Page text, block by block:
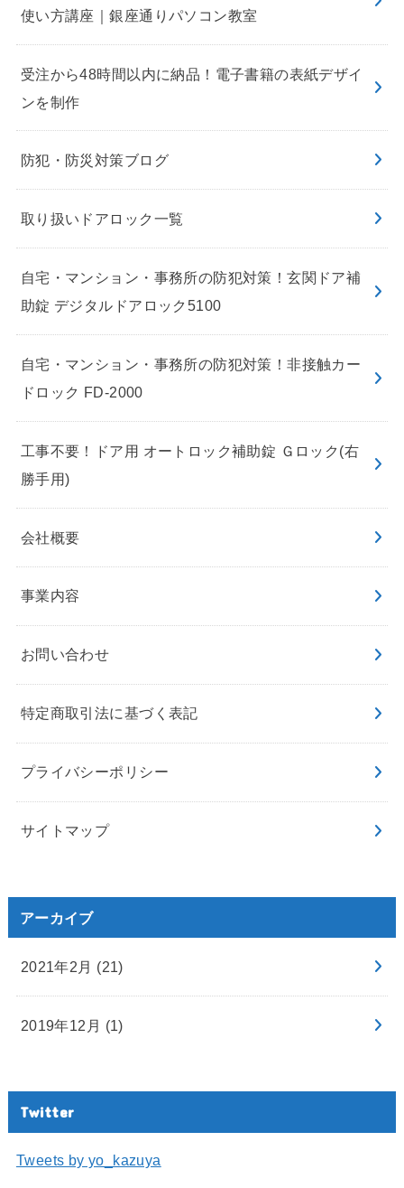
使い方講座｜銀座通りパソコン教室
受注から48時間以内に納品！電子書籍の表紙デザイ
ンを制作
防犯・防災対策ブログ
取り扱いドアロック一覧
自宅・マンション・事務所の防犯対策！玄関ドア補
助錠 デジタルドアロック5100
自宅・マンション・事務所の防犯対策！非接触カー
ドロック FD-2000
工事不要！ドア用 オートロック補助錠 Ｇロック(右
勝手用)
会社概要
事業内容
お問い合わせ
特定商取引法に基づく表記
プライバシーポリシー
サイトマップ
アーカイブ
2021年2月 (21)
2019年12月 (1)
Twitter
Tweets by yo_kazuya